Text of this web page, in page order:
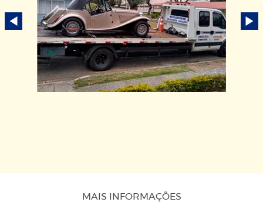
MAIS INFORMAÇÕES